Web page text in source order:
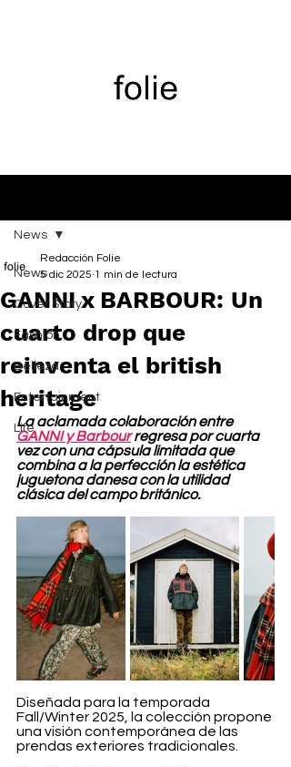
News
Cover Story
Fashion
Belleza
Entertainment
Life
News
GANNI x BARBOUR: Un
cuarto drop que
reinventa el british
heritage
Redacción Folie
5 dic 2025 1 min de lectura
La aclamada colaboración entre
GANNI y Barbour regresa por cuarta
vez con una cápsula limitada que
combina a la perfección la estética
juguetona danesa con la utilidad
clásica del campo británico.
Diseñada para la temporada
Fall/Winter 2025, la colección propone
una visión contemporánea de las
prendas exteriores tradicionales.